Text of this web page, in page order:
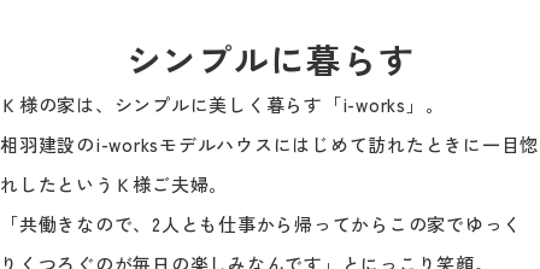
シンプルに暮らす
Ｋ様の家は、シンプルに美しく暮らす「i-works」。
相羽建設のi-worksモデルハウスにはじめて訪れたときに一目惚
れしたというＫ様ご夫婦。
「共働きなので、2人とも仕事から帰ってからこの家でゆっく
りくつろぐのが毎日の楽しみなんです」とにっこり笑顔。